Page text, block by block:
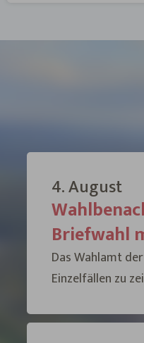
Briefwahl
4. August
Das Wahlamt
Einzelfällen zu